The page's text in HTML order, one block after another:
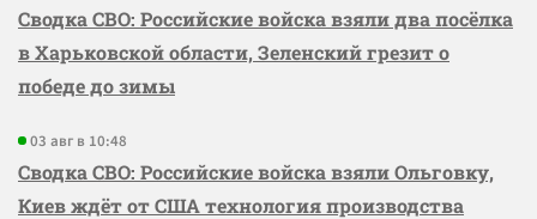
Сводка СВО: Российские войска взяли два посёлка
в Харьковской области, Зеленский грезит о
победе до зимы
03 авг в 10:48
Сводка СВО: Российские войска взяли Ольговку,
Киев ждёт от США технология производства